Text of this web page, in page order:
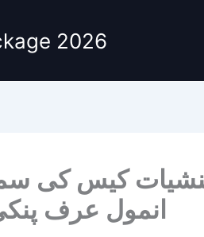
2026
منشیات کیس کی
انمول عرف